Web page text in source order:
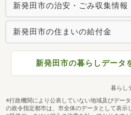
新発田市の治安・ごみ収集情報
新発田市の住まいの給付金
新発田市の暮らしデータ
暮らし
※行政機関により公表していない地域及びデー
の政令指定都市は、市全体のデータとして表示